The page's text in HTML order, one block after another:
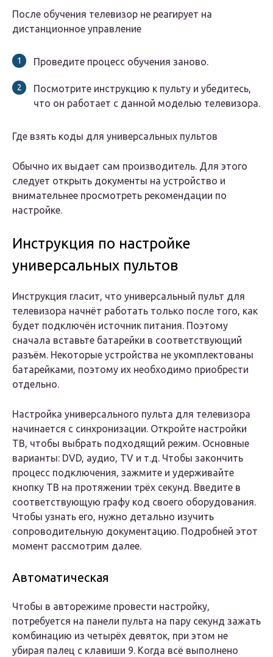
После обучения телевизор не реагирует на
дистанционное управление
Проведите процесс обучения заново.
Посмотрите инструкцию к пульту и убедитесь,
что он работает с данной моделью телевизора.
Где взять коды для универсальных пультов
Обычно их выдает сам производитель. Для этого
следует открыть документы на устройство и
внимательнее просмотреть рекомендации по
настройке.
Инструкция по настройке
универсальных пультов
Инструкция гласит, что универсальный пульт для
телевизора начнёт работать только после того, как
будет подключён источник питания. Поэтому
сначала вставьте батарейки в соответствующий
разъём. Некоторые устройства не укомплектованы
батарейками, поэтому их необходимо приобрести
отдельно.
Настройка универсального пульта для телевизора
начинается с синхронизации. Откройте настройки
ТВ, чтобы выбрать подходящий режим. Основные
варианты: DVD, аудио, TV и т.д. Чтобы закончить
процесс подключения, зажмите и удерживайте
кнопку ТВ на протяжении трёх секунд. Введите в
соответствующую графу код своего оборудования.
Чтобы узнать его, нужно детально изучить
сопроводительную документацию. Подробней этот
момент рассмотрим далее.
Автоматическая
Чтобы в авторежиме провести настройку,
потребуется на панели пульта на пару секунд зажать
комбинацию из четырёх девяток, при этом не
убирая палец с клавиши 9. Когда всё выполнено